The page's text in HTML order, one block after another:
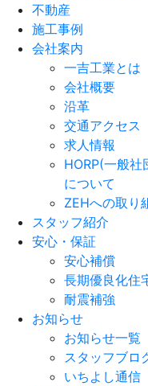
不動産
施工事例
会社案内
一吉工業とは
会社概要
沿革
交通アクセス
求人情報
HORP(一般社
について
ZEHへの取り
スタッフ紹介
安心・保証
安心補償
長期優良化住
耐震補強
お知らせ
お知らせ一覧
スタッフブロ
いちよし通信